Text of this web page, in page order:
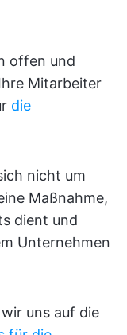
offen und
Mitarbeiter
die
nicht um
Maßnahme,
dient und
Unternehmen
uns auf die